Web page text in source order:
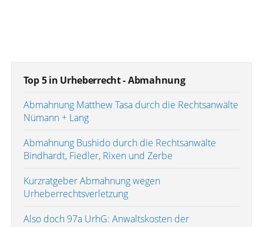
Top 5 in Urheberrecht - Abmahnung
Abmahnung Matthew Tasa durch die Rechtsanwälte
Nümann + Lang
Abmahnung Bushido durch die Rechtsanwälte
Bindhardt, Fiedler, Rixen und Zerbe
Kurzratgeber Abmahnung wegen
Urheberrechtsverletzung
Also doch 97a UrhG: Anwaltskosten der